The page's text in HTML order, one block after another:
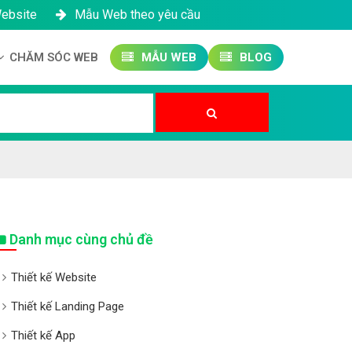
Mẫu Web theo yêu cầu
CHĂM SÓC WEB MẪU WEB BLOG
Danh mục cùng chủ đề
Thiết kế Website
Thiết kế Landing Page
Thiết kế App